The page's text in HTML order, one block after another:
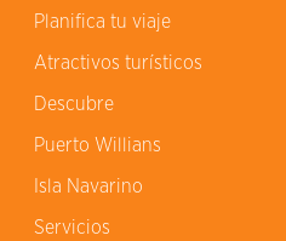
Planifica tu viaje
Atractivos turísticos
Descubre
Puerto Willians
Isla Navarino
Servicios